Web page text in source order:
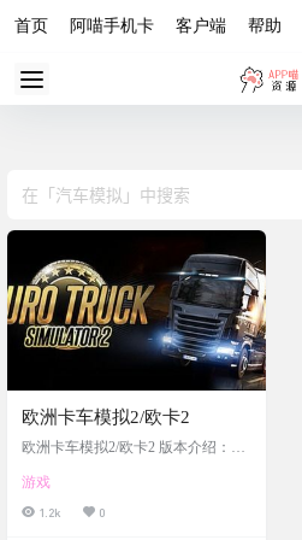
首页 阿喵手机卡 客户端 帮助
欧洲卡车模拟2/欧卡2
欧洲卡车模拟2/欧卡2 版本介绍：v1.
支持键盘、鼠标、手柄
游戏
1.2k 0